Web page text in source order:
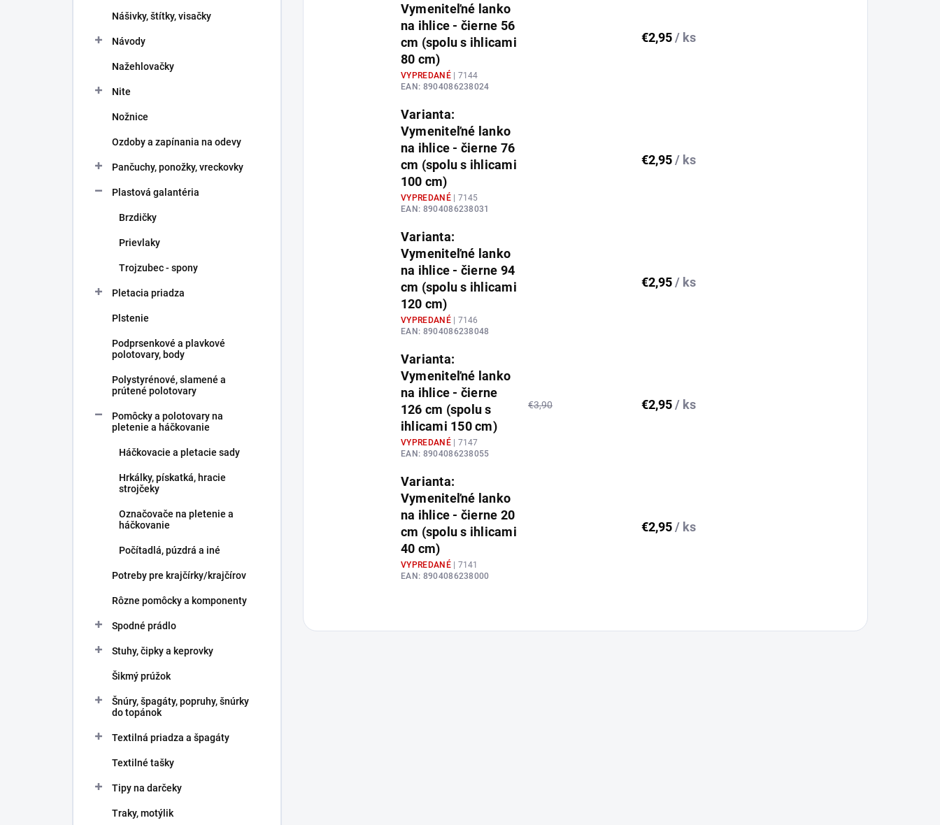
Nášivky, štítky, visačky
Návody
Nažehlovačky
Nite
Nožnice
Ozdoby a zapínania na odevy
Pančuchy, ponožky, vreckovky
Plastová galantéria
Brzdičky
Prievlaky
Trojzubec - spony
Pletacia priadza
Plstenie
Podprsenkové a plavkové
polotovary, body
Polystyrénové, slamené a
prútené polotovary
Pomôcky a polotovary na
pletenie a háčkovanie
Háčkovacie a pletacie sady
Hrkálky, pískatká, hracie
strojčeky
Označovače na pletenie a
háčkovanie
Počítadlá, púzdrá a iné
Potreby pre krajčírky/krajčírov
Rôzne pomôcky a komponenty
Spodné prádlo
Stuhy, čipky a keprovky
Šikmý prúžok
Šnúry, špagáty, popruhy, šnúrky
do topánok
Textilná priadza a špagáty
Textilné tašky
Tipy na darčeky
Traky, motýlik
Vymeniteľné lanko
na ihlice - čierne 56
cm (spolu s ihlicami
80 cm)
VYPREDANÉ | 7144
EAN: 8904086238024
€2,95/ ks
Varianta:
Vymeniteľné lanko
na ihlice - čierne 76
cm (spolu s ihlicami
100 cm)
VYPREDANÉ | 7145
EAN: 8904086238031
€2,95/ ks
Varianta:
Vymeniteľné lanko
na ihlice - čierne 94
cm (spolu s ihlicami
120 cm)
VYPREDANÉ | 7146
EAN: 8904086238048
€2,95/ ks
Varianta:
Vymeniteľné lanko
na ihlice - čierne
126 cm (spolu s
ihlicami 150 cm)
VYPREDANÉ | 7147
EAN: 8904086238055
€3,90 €2,95/ ks
Varianta:
Vymeniteľné lanko
na ihlice - čierne 20
cm (spolu s ihlicami
40 cm)
VYPREDANÉ | 7141
EAN: 8904086238000
€2,95/ ks